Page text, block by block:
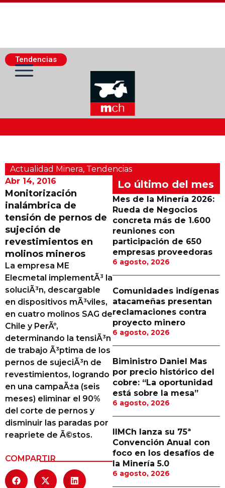
Tendencias
Actualidad Minera
Minería Superficie
Minerí­a Subterránea
Proveedores
Canal Digital
Columnas de Opinión
Designaciones
Calendario de Eventos
Revistas Digital
Siguenos
Actualidad Minera, Tendencias
Abr 14, 2016
Monitorización
inalámbrica de
tensión de pernos de
sujeción de
revestimientos en
molinos mineros
La empresa ME
Elecmetal implementÃ³ la
soluciÃ³n, descargable
en dispositivos mÃ³viles,
en cuatro molinos SAG de
Chile y PerÃº,
determinando la tensiÃ³n
de trabajo Ã³ptima de los
pernos de sujeciÃ³n de
revestimientos, logrando
en una campaÃ±a (seis
meses) eliminar el 90%
del corte de pernos y
disminuir las paradas por
reapriete de Ã©stos.
COMPARTIR
Lo último del mes
Mes de la Minería 2026:
Rueda de Negocios
concreta más de 1.600
reuniones con
participación de 650
empresas proveedoras
6 agosto, 2026
Comunidades indígenas
atacameñas presentan
reclamaciones contra
proyecto minero
6 agosto, 2026
Biministro Daniel Mas
por precio histórico del
cobre: “La oportunidad
está sobre la mesa”
6 agosto, 2026
IIMCh lanza su 75ª
Convención Anual con
foco en los desafíos de
la Minería 5.0
6 agosto, 2026